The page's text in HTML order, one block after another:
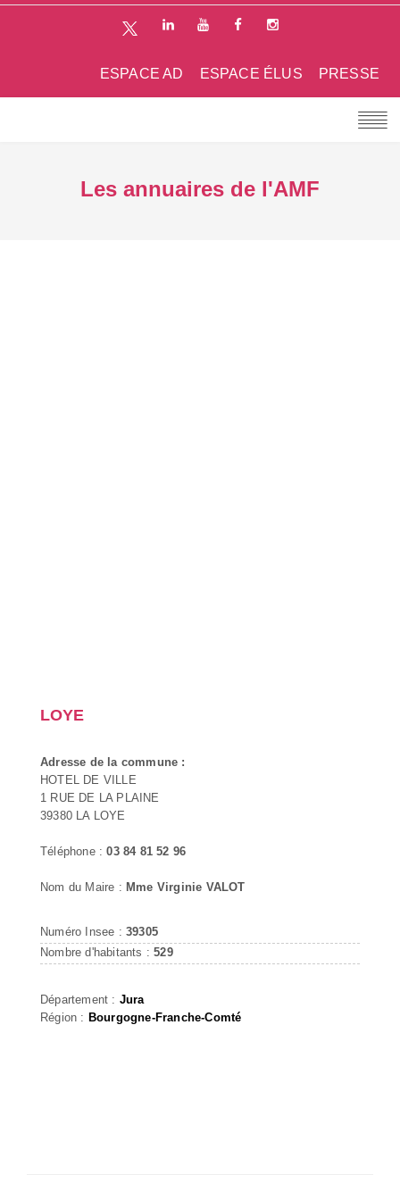
PRESSE
ESPACE ÉLUS
ESPACE AD
Les annuaires de l'AMF
LOYE
Adresse de la commune :
HOTEL DE VILLE
1 RUE DE LA PLAINE
39380 LA LOYE
Téléphone :03 84 81 52 96
Nom du Maire : Mme Virginie VALOT
Numéro Insee : 39305
Nombre d'habitants :529
Département : Jura
Région : Bourgogne-Franche-Comté